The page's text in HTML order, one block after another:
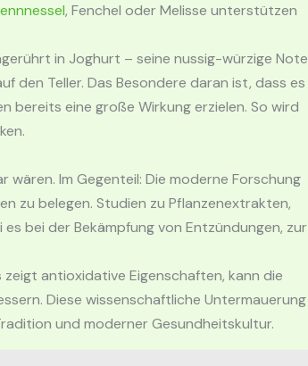
, Fenchel oder Melisse unterstützen
in Joghurt – seine nussig-würzige Note
den Teller. Das Besondere daran ist, dass es
bereits eine große Wirkung erzielen. So wird
Im Gegenteil: Die moderne Forschung
zu belegen. Studien zu Pflanzenextrakten,
bei der Bekämpfung von Entzündungen, zur
antioxidative Eigenschaften, kann die
Diese wissenschaftliche Untermauerung
und moderner Gesundheitskultur.